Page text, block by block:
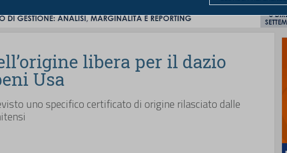
libera per il dazio
Usa
uno specifico certificato di origine rilasciato dalle